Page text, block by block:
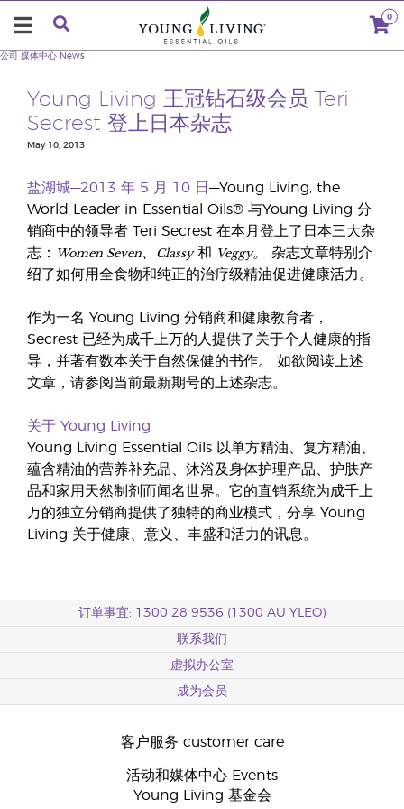
0
公司 媒体中心 News
Young Living 王冠钻石级会员 Teri
Secrest 登上日本杂志
May 10, 2013
盐湖城—2013 年 5 月 10 日 —Young Living, the
World Leader in Essential Oils® 与Young Living 分
销商中的领导者 Teri Secrest 在本月登上了日本三大杂
志： Women Seven、Classy和 Veggy。
杂志文章特别介
绍了如何用全食物和纯正的治疗级精油促进健康活力。
作为一名 Young Living 分销商和健康教育者，
Secrest 已经为成千上万的人提供了关于个人健康的指
导，并著有数本关于自然保健的书作。 如欲阅读上述
文章，请参阅当前最新期号的上述杂志。
关于 Young Living
Young Living Essential Oils 以单方精油、复方精油、
蕴含精油的营养补充品、沐浴及身体护理产品、护肤产
品和家用天然制剂而闻名世界。它的直销系统为成千上
万的独立分销商提供了独特的商业模式，分享 Young
Living 关于健康、意义、丰盛和活力的讯息。
订单事宜: 1300 28 9536 (1300 AU YLEO)
联系我们
虚拟办公室
成为会员
客户服务 customer care
活动和媒体中心 Events
Young Living 基金会